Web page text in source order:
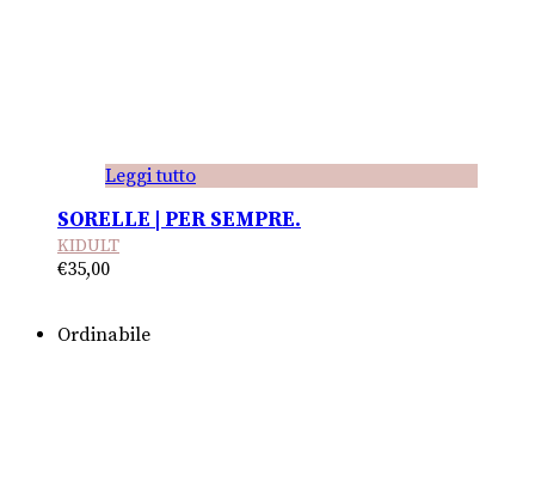
Leggi tutto
SORELLE | PER SEMPRE.
KIDULT
€35,00
Ordinabile